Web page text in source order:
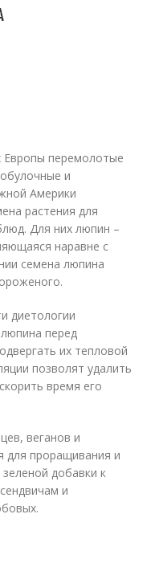
Европы перемолотые
и
Америки
растения для
Для них люпин –
наравне с
семена люпина
диетологии
перед
их тепловой
позволят удалить
время его
веганов и
для проращивания и
добавки к
и